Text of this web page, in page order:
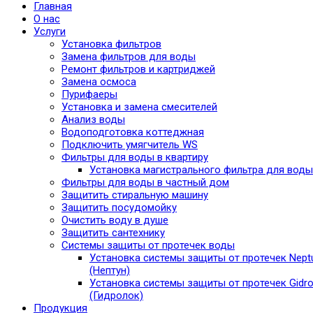
Главная
О нас
Услуги
Установка фильтров
Замена фильтров для воды
Ремонт фильтров и картриджей
Замена осмоса
Пурифаеры
Установка и замена смесителей
Анализ воды
Водоподготовка коттеджная
Подключить умягчитель WS
Фильтры для воды в квартиру
Установка магистрального фильтра для воды
Фильтры для воды в частный дом
Защитить стиральную машину
Защитить посудомойку
Очистить воду в душе
Защитить сантехнику
Системы защиты от протечек воды
Установка системы защиты от протечек
(Нептун)
Установка системы защиты от протечек
(Гидролок)
Продукция